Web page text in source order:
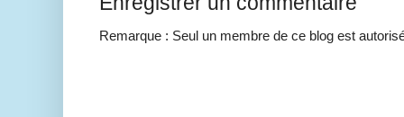
Remarque : Seul un membre de ce blog est